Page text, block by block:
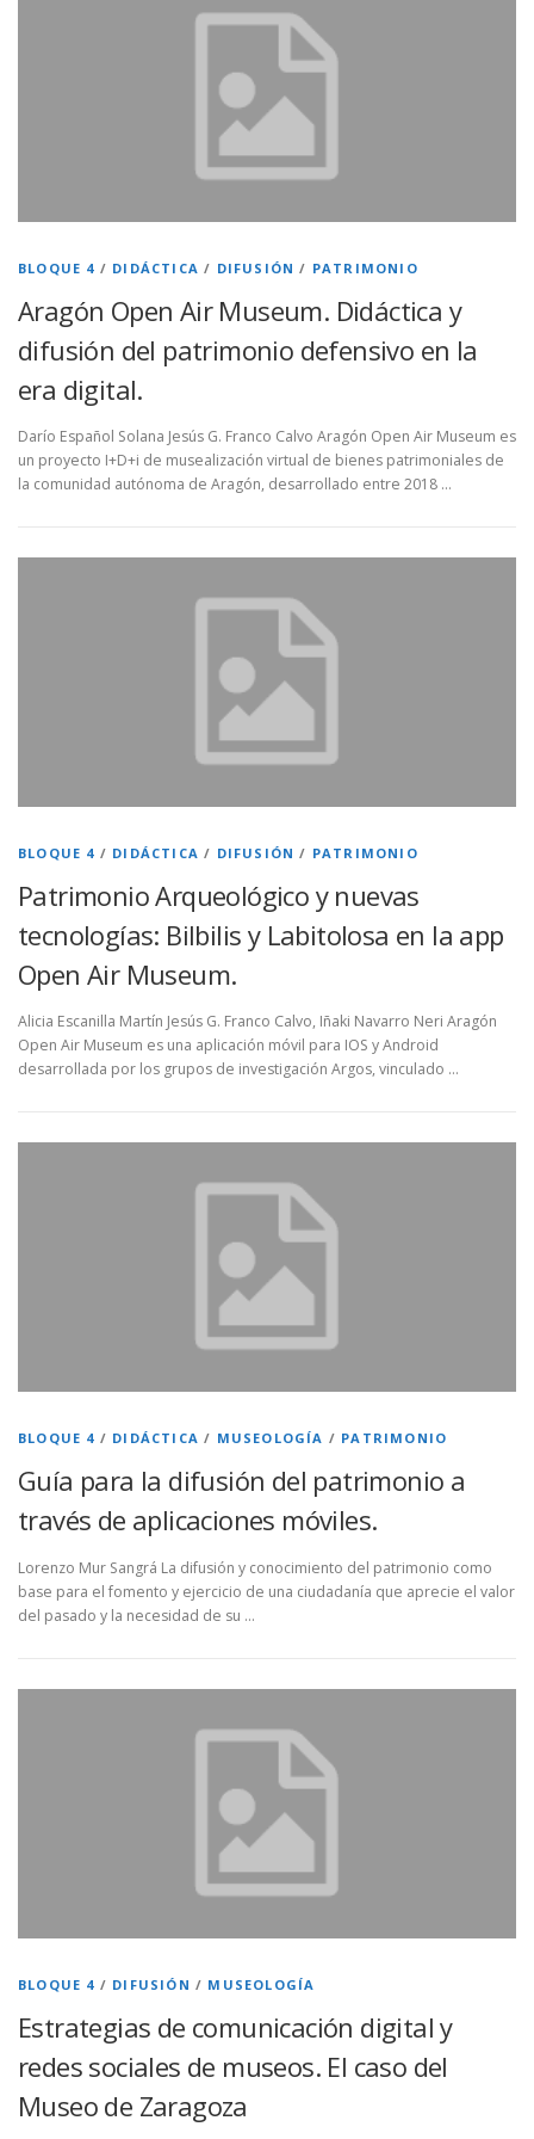
BLOQUE 4 / DIDÁCTICA / DIFUSIÓN / PATRIMONIO
Aragón Open Air Museum. Didáctica y
difusión del patrimonio defensivo en la
era digital.
Darío Español Solana Jesús G. Franco Calvo Aragón Open Air Museum es
un proyecto I+D+i de musealización virtual de bienes patrimoniales de
la comunidad autónoma de Aragón, desarrollado entre 2018 …
BLOQUE 4 / DIDÁCTICA / DIFUSIÓN / PATRIMONIO
Patrimonio Arqueológico y nuevas
tecnologías: Bilbilis y Labitolosa en la app
Open Air Museum.
Alicia Escanilla Martín Jesús G. Franco Calvo, Iñaki Navarro Neri Aragón
Open Air Museum es una aplicación móvil para IOS y Android
desarrollada por los grupos de investigación Argos, vinculado …
BLOQUE 4 / DIDÁCTICA / MUSEOLOGÍA / PATRIMONIO
Guía para la difusión del patrimonio a
través de aplicaciones móviles.
Lorenzo Mur Sangrá La difusión y conocimiento del patrimonio como
base para el fomento y ejercicio de una ciudadanía que aprecie el valor
del pasado y la necesidad de su …
BLOQUE 4 / DIFUSIÓN / MUSEOLOGÍA
Estrategias de comunicación digital y
redes sociales de museos. El caso del
Museo de Zaragoza